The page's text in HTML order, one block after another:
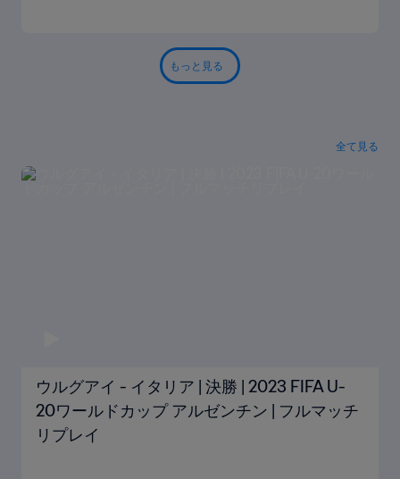
もっと見る
全て見る
ウルグアイ - イタリア | 決勝 | 2023 FIFA U-
20ワールドカップ アルゼンチン | フルマッチ
リプレイ